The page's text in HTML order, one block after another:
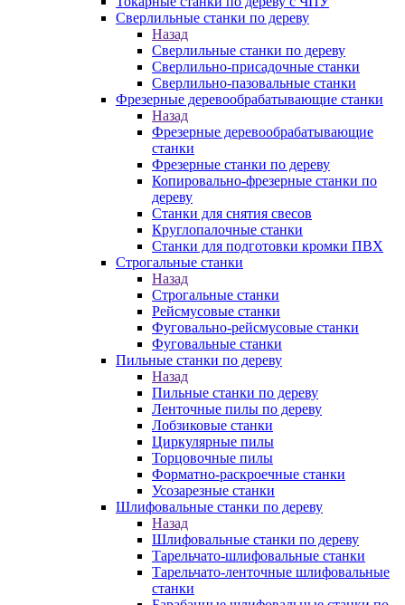
Сверлильные станки по дереву
Назад
Сверлильные станки по дереву
Сверлильно-присадочные станки
Сверлильно-пазовальные станки
Фрезерные деревообрабатывающие станки
Назад
Фрезерные деревообрабатывающие
станки
Фрезерные станки по дереву
Копировально-фрезерные станки по
дереву
Станки для снятия свесов
Круглопалочные станки
Станки для подготовки кромки ПВХ
Строгальные станки
Назад
Строгальные станки
Рейсмусовые станки
Фуговально-рейсмусовые станки
Фуговальные станки
Пильные станки по дереву
Назад
Пильные станки по дереву
Ленточные пилы по дереву
Лобзиковые станки
Циркулярные пилы
Торцовочные пилы
Форматно-раскроечные станки
Усозарезные станки
Шлифовальные станки по дереву
Назад
Шлифовальные станки по дереву
Тарельчато-шлифовальные станки
Тарельчато-ленточные шлифовальные
станки